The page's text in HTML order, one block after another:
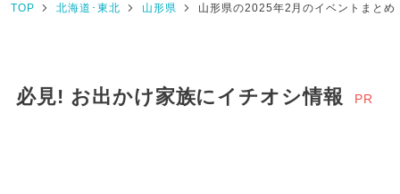
TOP 北海道･東北 山形県 山形県の2025年2月のイベントまとめ
必見! お出かけ家族にイチオシ情報 PR